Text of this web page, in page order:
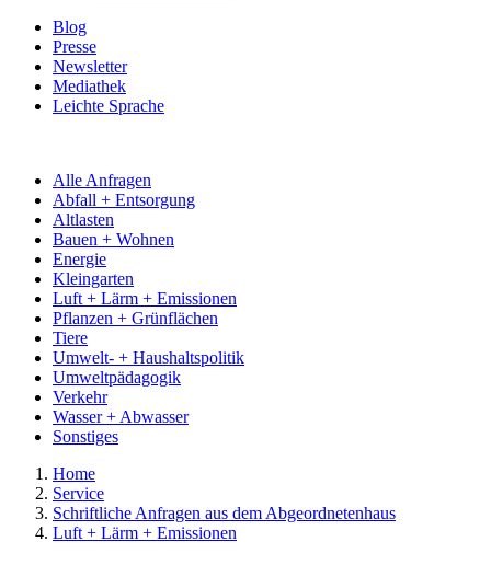
Blog
Presse
Newsletter
Mediathek
Leichte Sprache
Alle Anfragen
Abfall + Entsorgung
Altlasten
Bauen + Wohnen
Energie
Kleingarten
Luft + Lärm + Emissionen
Pflanzen + Grünflächen
Tiere
Umwelt- + Haushaltspolitik
Umweltpädagogik
Verkehr
Wasser + Abwasser
Sonstiges
Home
Service
Schriftliche Anfragen aus dem Abgeordnetenhaus
Luft + Lärm + Emissionen